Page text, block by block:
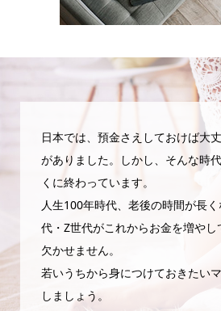
日本では、預金さえしておけば大
がありました。しかし、そんな時
くに終わっています。
人生100年時代、老後の時間が長
代・Z世代がこれからお金を増や
欠かせません。
若いうちから身につけておきたい
しましょう。